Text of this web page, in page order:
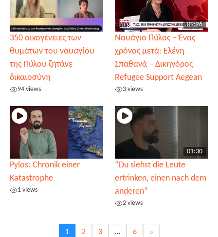
350 οικογένειες των
θυμάτων του ναυαγίου
της Πύλου ζητάνε
δικαιοσύνη
94 views
09:26
Ναυάγιο Πύλος – Ένας
χρόνος μετά: Ελένη
Σπαθανά – Δικηγόρος
Refugee Support Aegean
3 views
Pylos: Chronik einer
Katastrophe
1 views
01:30
“Du siehst die Leute
ertrinken, einen nach dem
anderen”
2 views
1 2 3 … 6 »